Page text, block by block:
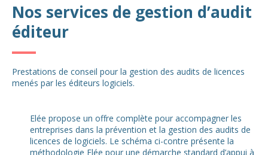
Nos services de gestion d’audit
éditeur
Prestations de conseil pour la gestion des audits de licences
menés par les éditeurs logiciels.
Elée propose un offre complète pour accompagner les
entreprises dans la prévention et la gestion des audits de
licences de logiciels. Le schéma ci-contre présente la
méthodologie Elée pour une démarche standard d’appui à